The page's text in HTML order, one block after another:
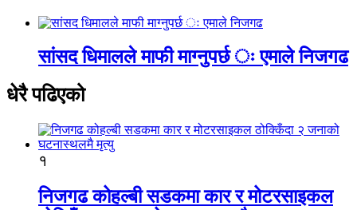
सांसद धिमालले माफी माग्नुपर्छ ः एमाले निजगढ
धेरै पढिएको
१
निजगढ कोहल्बी सडकमा कार र मोटरसाइकल